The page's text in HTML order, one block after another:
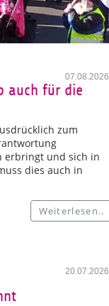
07.08.2026
auch für die
zum
erbringt und sich in
dies auch in
Weiterlesen..
20.07.2026